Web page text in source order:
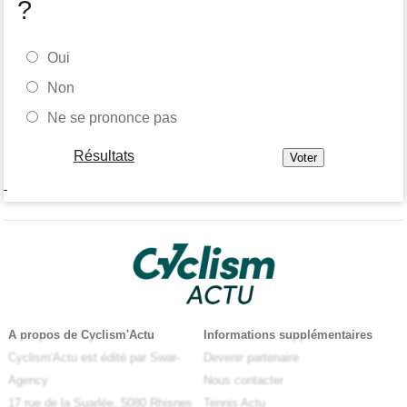
?
Oui
Non
Ne se prononce pas
Résultats
-
A propos de Cyclism'Actu
Cyclism'Actu est édité par Swar-
Agency
17 rue de la Suarlée, 5080 Rhisnes
Informations supplémentaires
Devenir partenaire
Nous contacter
Tennis Actu